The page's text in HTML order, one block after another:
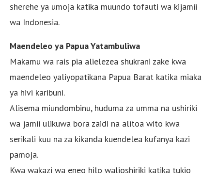
sherehe ya umoja katika muundo tofauti wa kijamii
wa Indonesia.
Maendeleo ya Papua Yatambuliwa
Makamu wa rais pia alielezea shukrani zake kwa
maendeleo yaliyopatikana Papua Barat katika miaka
ya hivi karibuni.
Alisema miundombinu, huduma za umma na ushiriki
wa jamii ulikuwa bora zaidi na alitoa wito kwa
serikali kuu na za kikanda kuendelea kufanya kazi
pamoja.
Kwa wakazi wa eneo hilo walioshiriki katika tukio